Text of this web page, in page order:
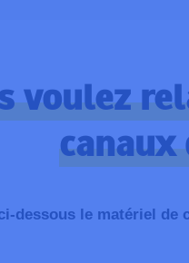
voulez
canaux
dessous le matériel